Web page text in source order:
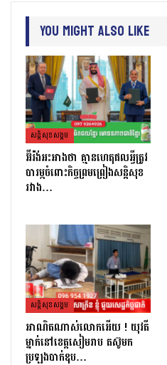
You Might Also Like
សន្តិសុខសង្គម
អ៊ីរ៉ង់អះអាងថា គ្មានហេតុផលអ្វីត្រូវ
បារម្ភចំពោះកិច្ចព្រមព្រៀងសន្តិសុខ
រវាង…
សន្តិសុខសង្គម
អាណិតណាស់លោកអើយ ! យុវតី
ម្នាក់នៅខេត្តសៀមរាប តស៊ូមក
ប្រឡងបាក់ឌុប…